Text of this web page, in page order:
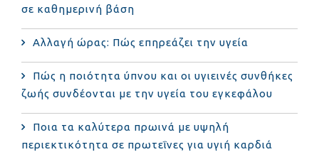
σε καθημερινή βάση
Αλλαγή ώρας: Πώς επηρεάζει την υγεία
Πώς η ποιότητα ύπνου και οι υγιεινές συνθήκες
ζωής συνδέονται με την υγεία του εγκεφάλου
Ποια τα καλύτερα πρωινά με υψηλή
περιεκτικότητα σε πρωτεΐνες για υγιή καρδιά